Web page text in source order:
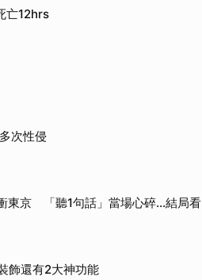
亡12hrs
次性侵
東京 「聽1句話」當場心碎...結局看
飾還有2大神功能